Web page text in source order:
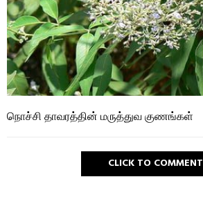
நொச்சி தாவரத்தின் மருத்துவ குணங்கள்
CLICK TO COMMENT